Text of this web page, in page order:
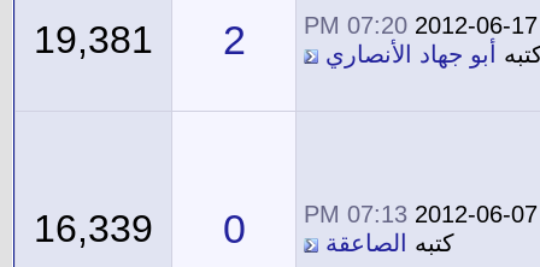
2012-06-17
07:20 PM
أبو جهاد الأنصاري 2
19,381
2012-06-07
07:13 PM
كتبه
الصاعقة 0
16,339